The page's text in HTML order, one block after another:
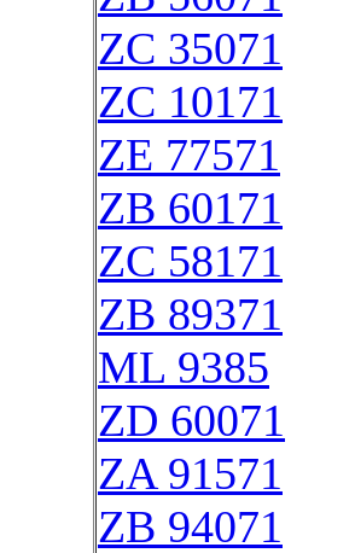
ZC 35071
ZC 10171
ZE 77571
ZB 60171
ZC 58171
ZB 89371
ML 9385
ZD 60071
ZA 91571
ZB 94071